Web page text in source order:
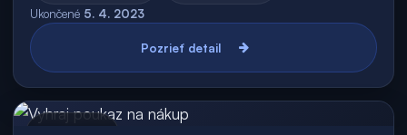
Ukončené 5. 4. 2023
Pozrieť detail